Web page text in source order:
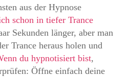
aus der Hypnose
schon in tiefer Trance
Sekunden länger, aber man
Trance heraus holen und
du hypnotisiert bist,
Öffne einfach deine